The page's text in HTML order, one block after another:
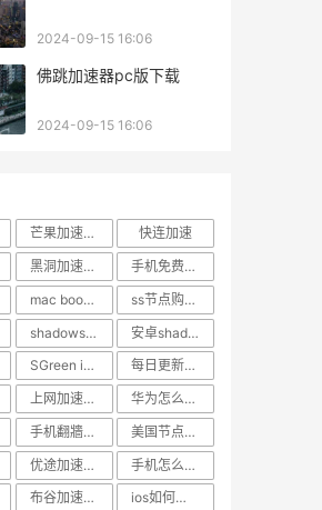
2024-09-15 16:06
佛跳加速器pc版下载
2024-09-15 16:06
芒果加速器正版
快连加速
黑洞加速器下载安卓版
手机免费fg软件
mac book如何上外网
ss节点购买网址大全
shadowsock 安卓手机
安卓shadowrocker下载
SGreen ios 免费版
每日更新ssr节点
上网加速器绿色
华为怎么用instagram
手机翻牆软件
美国节点加速器
优途加速器客服电话
手机怎么设置网络代理
布谷加速器注册
ios如何用红叶加速器